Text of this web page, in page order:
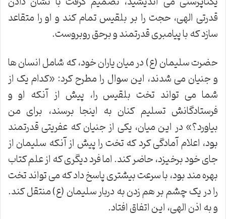
قدرتی الهی، حجت را بر بلقیس تمام کند و او را متقاعد
سازد که با پیامبری قدرتمند و برحق روبروست.
حضرت سلیمان (ع) در میان یاران خود، که شامل انسان ها
و جنیان می شدند، این سوال را مطرح کرد: «کدام یک از
شما می تواند تخت بلقیس را، پیش از آنکه او و
فرستادگانش تسلیم کنان به اینجا برسند، برای من
بیاورد؟» در این میان، یکی از جنیان که عفریتی قدرتمند
بود، اعلام آمادگی کرد که تخت را پیش از آنکه سلیمان از
جای خود برخیزد، حاضر کند. اما فرد دیگری که از علم کتاب
بهره مند بود، با سرعت بیشتری پاسخ داد که می تواند تخت
را در یک چشم بر هم زدن به دربار سلیمان (ع) منتقل کند.
و به اذن الهی، این اتفاق افتاد.